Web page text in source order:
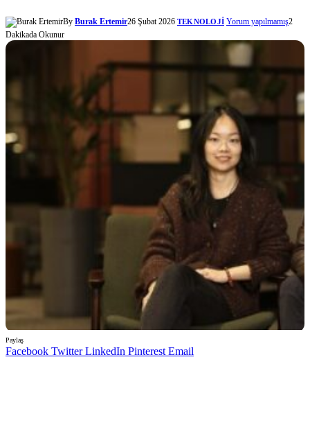
By Burak Ertemir26 Şubat 2026 TEKNOLOJI Yorum yapılmamış2
Dakikada Okunur
Paylaş
Facebook Twitter LinkedIn Pinterest Email